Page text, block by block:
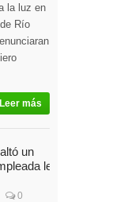
la luz en
Río
Leer más
un
le
0